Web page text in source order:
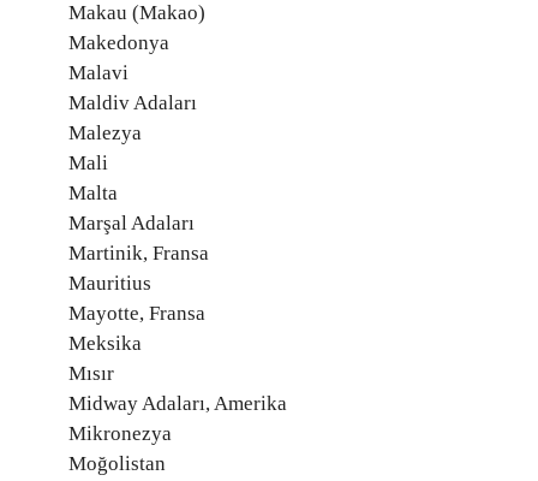
Makau (Makao)
Makedonya
Malavi
Maldiv Adaları
Malezya
Mali
Malta
Marşal Adaları
Martinik, Fransa
Mauritius
Mayotte, Fransa
Meksika
Mısır
Midway Adaları, Amerika
Mikronezya
Moğolistan